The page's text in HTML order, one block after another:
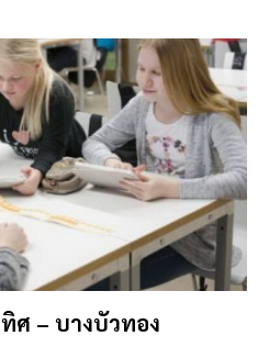
ศ – บางบัวทอง